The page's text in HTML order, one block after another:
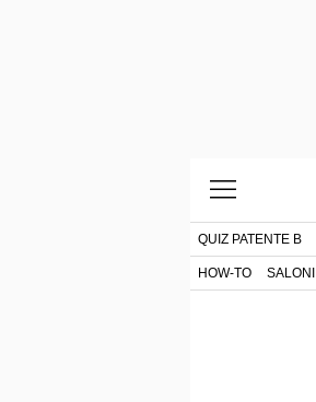
QUIZ PATENTE B
HOW-TO SALONI